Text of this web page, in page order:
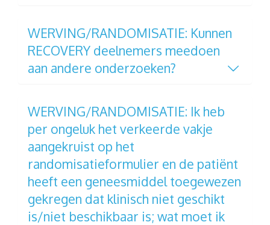
WERVING/RANDOMISATIE: Kunnen
RECOVERY deelnemers meedoen
aan andere onderzoeken?
WERVING/RANDOMISATIE: Ik heb
per ongeluk het verkeerde vakje
aangekruist op het
randomisatieformulier en de patiënt
heeft een geneesmiddel toegewezen
gekregen dat klinisch niet geschikt
is/niet beschikbaar is; wat moet ik